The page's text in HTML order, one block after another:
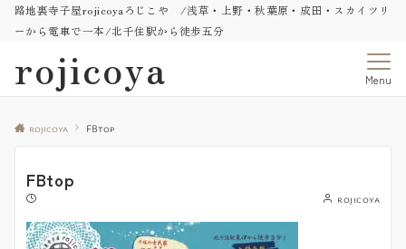
路地裏寺子屋rojicoyaろじこや /浅草・上野・秋葉原・成田・スカイツリ
ーから電車で一本/北千住駅から徒歩五分
rojicoya Menu
rojicoya FBtop
FBtop
rojicoya